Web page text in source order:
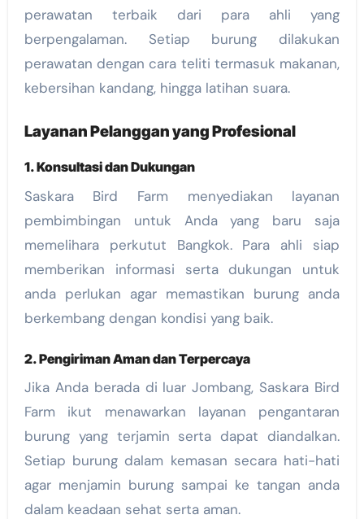
perawatan terbaik dari para ahli yang
berpengalaman. Setiap burung dilakukan
perawatan dengan cara teliti termasuk makanan,
kebersihan kandang, hingga latihan suara.
Layanan Pelanggan yang Profesional
1. Konsultasi dan Dukungan
Saskara Bird Farm menyediakan layanan
pembimbingan untuk Anda yang baru saja
memelihara perkutut Bangkok. Para ahli siap
memberikan informasi serta dukungan untuk
anda perlukan agar memastikan burung anda
berkembang dengan kondisi yang baik.
2. Pengiriman Aman dan Terpercaya
Jika Anda berada di luar Jombang, Saskara Bird
Farm ikut menawarkan layanan pengantaran
burung yang terjamin serta dapat diandalkan.
Setiap burung dalam kemasan secara hati-hati
agar menjamin burung sampai ke tangan anda
dalam keadaan sehat serta aman.